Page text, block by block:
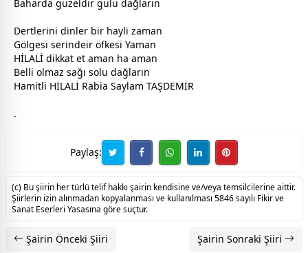
Baharda güzeldir gülü dağların
Dertlerini dinler bir hayli zaman
Gölgesi serindeir öfkesi Yaman
HİLALİ dikkat et aman ha aman
Belli olmaz sağı solu dağların
Hamitli HİLALİ Rabia Saylam TAŞDEMİR
.
Paylaş:
(c) Bu şiirin her türlü telif hakkı şairin kendisine ve/veya temsilcilerine aittir.
Şiirlerin izin alınmadan kopyalanması ve kullanılması 5846 sayılı Fikir ve
Sanat Eserleri Yasasına göre suçtur.
Şairin Önceki Şiiri Şairin Sonraki Şiiri